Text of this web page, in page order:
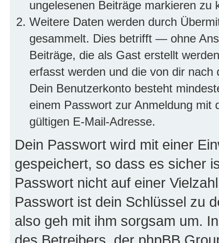
ungelesenen Beiträge markieren zu
Weitere Daten werden durch
gesammelt. Dies betrifft — ohne
Beiträge, die als Gast erstellt
erfasst werden und die von dir
Dein Benutzerkonto besteht
einem Passwort zur Anmeldung mit
gültigen E-Mail-Adresse.
Dein Passwort wird mit einer
gespeichert, so dass es sicher
Passwort nicht auf einer
Passwort ist dein Schlüssel zu
also geh mit ihm sorgsam um.
des Betreibers, der phpBB